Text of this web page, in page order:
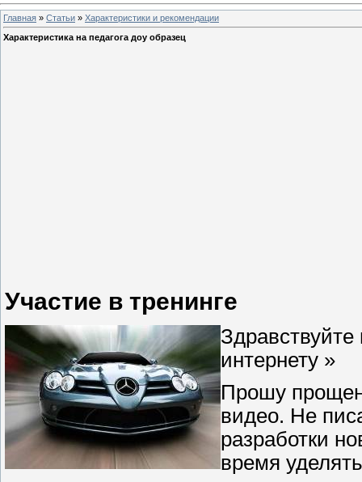
Главная » Статьи » Характеристики и рекомендации
Характеристика на педагога доу образец
Участие в тренинге
интернету »
Прошу
видео. Не
разработки
время